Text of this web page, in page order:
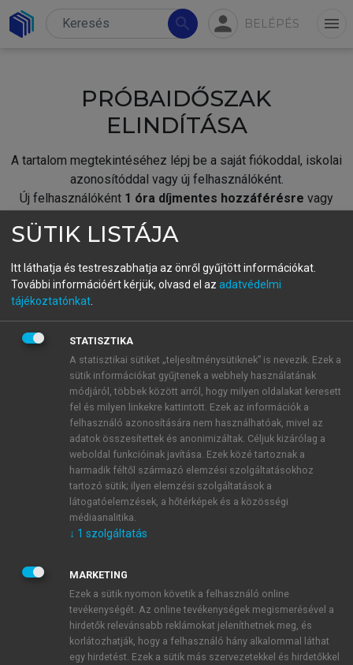
search person BELÉPÉS menu
PRÓBAIDŐSZAK
ELINDÍTÁSA
A tartalom megtekintéséhez lépj be a saját fiókoddal, iskolai
azonosítóddal vagy új felhasználóként.
Új felhasználóként 1 óra díjmentes hozzáférésre vagy
fiókoddal,vagy hozz létre új fiókot.
A regisztráció után apróbaidőszakautomatikusan
BELÉPÉS SAJÁT FIÓKKAL
ÚJ FIÓK LÉTREHOZÁSA
1 óra díjmentes hozzáférés
E-MAIL-CÍM
JELSZÓ
JELSZÓ ÚJRA
SÜTIK LISTÁJA
Itt láthatja és testreszabhatja az önről gyűjtött információkat.
További információért kérjük, olvasd el az adatvédelmi
tájékoztatónkat
STATISZTIKA
A statisztikai sütiket „teljesítménysütiknek” is nevezik. Ezek a
sütik információkat gyűjtenek a webhely használatának
módjáról, többek között arról, hogy milyen oldalakat keresett
fel és milyen linkekre kattintott. Ezek az információk a
felhasználó azonosítására nem használhatóak, mivel az
adatok összesítettek és anonimizáltak. Céljuk kizárólag a
weboldal funkcióinak javítása. Ezek közé tartoznak a
harmadik féltől származó elemzési szolgáltatásokhoz
tartozó sütik; ilyen elemzési szolgáltatások a
látogatóelemzések, a hőtérképek és a közösségi
médiaanalitika.
↓ 1 szolgáltatás
MARKETING
Ezek a sütik nyomon követik a felhasználó online
tevékenységét. Az online tevékenységek megismerésével a
hirdetők relevánsabb reklámokat jeleníthetnek meg, és
korlátozhatják, hogy a felhasználó hány alkalommal láthat
egy hirdetést. Ezek a sütik más szervezetekkel és hirdetőkkel